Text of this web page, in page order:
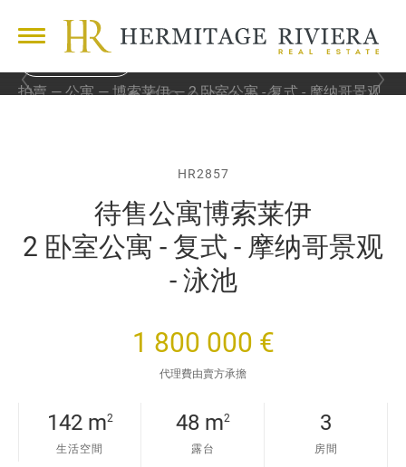
拍賣 公寓 博索莱伊
2 卧室公寓 - 复式 - 摩纳哥景观
上
下
HR2857
待售公寓博索莱伊
2 卧室公寓 - 复式 - 摩纳哥景观
- 泳池
1 800 000 €
代理費由賣方承擔
142 m2
生活空間
48 m2
露台
3
房間